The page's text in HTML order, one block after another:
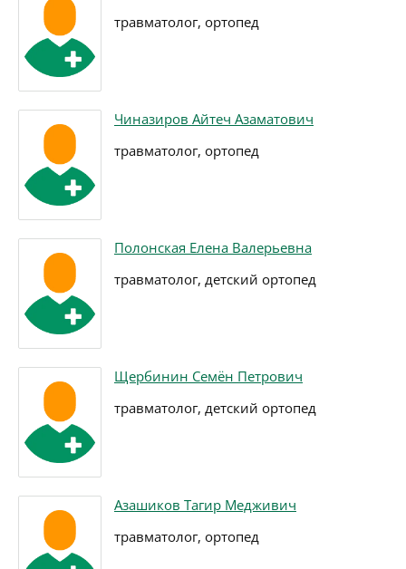
травматолог, ортопед
Чиназиров Айтеч Азаматович
травматолог, ортопед
Полонская Елена Валерьевна
травматолог, детский ортопед
Щербинин Семён Петрович
травматолог, детский ортопед
Азашиков Тагир Медживич
травматолог, ортопед